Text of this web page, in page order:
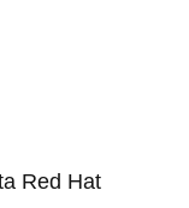
Red Hat